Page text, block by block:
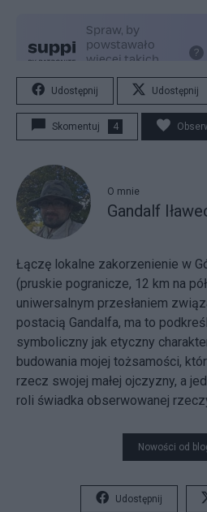
Udostępnij Udostępnij
Skomentuj 4
O mnie
Gandalf
Łączę lokalne zakorzenienie w
(pruskie pogranicze, 12 km na
uniwersalnym przesłaniem
postacią Gandalfa, ma to
symboliczny jak etyczny
budowania mojej tożsamości,
rzecz swojej małej ojczyzny, a
roli świadka obserwowanej
Nowości od
Udostępnij